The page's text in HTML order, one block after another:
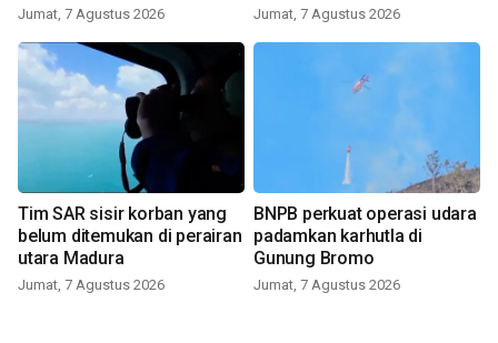
Jumat, 7 Agustus 2026 Jumat, 7 Agustus 2026
Tim SAR sisir korban yang
belum ditemukan di perairan
utara Madura
Jumat, 7 Agustus 2026
BNPB perkuat operasi udara
padamkan karhutla di
Gunung Bromo
Jumat, 7 Agustus 2026